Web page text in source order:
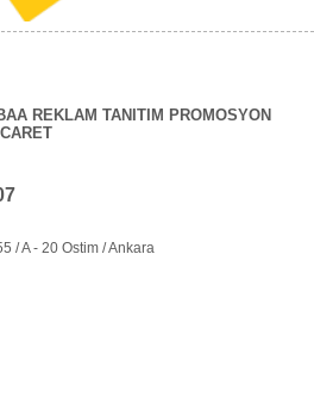
REKLAM TANITIM PROMOSYON
/ A - 20 Ostim / Ankara